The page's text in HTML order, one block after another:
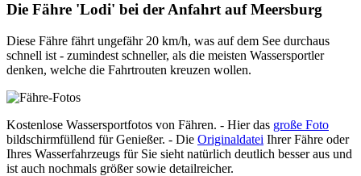
Die Fähre 'Lodi' bei der Anfahrt auf Meersburg
Diese Fähre fährt ungefähr 20 km/h, was auf dem See durchaus
schnell ist - zumindest schneller, als die meisten Wassersportler
denken, welche die Fahrtrouten kreuzen wollen.
Kostenlose Wassersportfotos von Fähren. - Hier das große Foto
bildschirmfüllend für Genießer. - Die Originaldatei Ihrer Fähre oder
Ihres Wasserfahrzeugs für Sie sieht natürlich deutlich besser aus und
ist auch nochmals größer sowie detailreicher.